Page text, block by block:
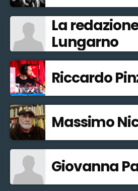
La
Lungarno
Riccardo
Massimo
Giovanna